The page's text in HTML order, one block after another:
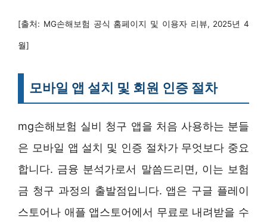
[출처: MG손해보험 공식 홈페이지 및 이용자 리뷰, 2025년 4
월]
모바일 앱 설치 및 회원 인증 절차
mg손해보험 실비 청구 앱을 처음 사용하는 분들
은 모바일 앱 설치 및 인증 절차가 무엇보다 중요
합니다. 금융 분석가로서 말씀드리면, 이는 보험
금 청구 과정의 출발점입니다. 앱은 구글 플레이
스토어나 애플 앱스토어에서 무료로 내려받을 수